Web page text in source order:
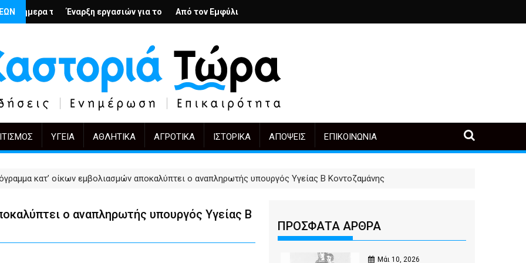
– Ο Άρμιν Βέγκνερ απέναντι στη λήθη
εργασιών για το Κέντρο Ημέρας Ολικής Φροντίδας στην Καστοριά
Από τον Εμφύλιο στην Πόλωση: το ίδιο έργο, άλλοι πρωταγωνιστές
KIFF 51: Η εικόνα μετά την αγορά
ΥΓΕΊΑ ΑΘΛΗΤΙΚΆ ΑΓΡΟΤΙΚΆ ΙΣΤΟΡΙΚΆ ΑΠΌΨΕΙΣ ΕΠΙΚΟΙΝΩΝΊΑ
κατ’ οίκων εμβολιασμών αποκαλύπτει ο αναπληρωτής υπουργός Υγείας Β Κοντοζαμάνης
ο αναπληρωτής υπουργός Υγείας Β
ΠΡΟΣΦΑΤΑ ΑΡΘΡΑ
Μάι 10, 2026